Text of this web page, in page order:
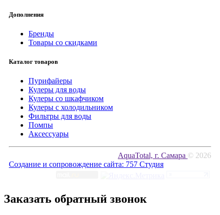
Дополнения
Бренды
Товары со скидками
Каталог товаров
Пурифайеры
Кулеры для воды
Кулеры со шкафчиком
Кулеры с холодильником
Фильтры для воды
Помпы
Аксессуары
AquaTotal, г. Самара © 2026
Создание и сопровождение сайта: 757 Студия
Заказать обратный звонок